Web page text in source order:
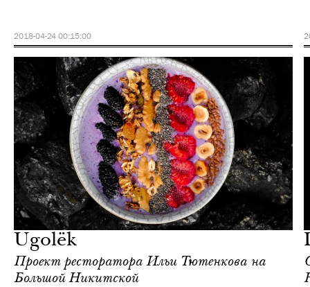
2018-04-24 00:15:00
Ugolёk
Проект ресторатора Ильи Тютенкова на
Большой Никитской